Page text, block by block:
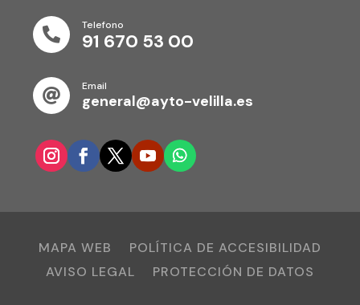

Telefono
91 670 53 00

Email
general@ayto-velilla.es
MAPA WEB
POLÍTICA DE ACCESIBILIDAD
AVISO LEGAL
PROTECCIÓN DE DATOS